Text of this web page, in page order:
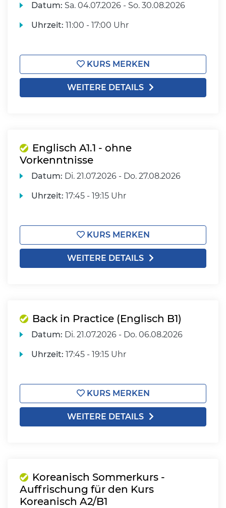
Datum: Sa. 04.07.2026 - So. 30.08.2026
Uhrzeit: 11:00 - 17:00 Uhr
KURS MERKEN
WEITERE DETAILS
Englisch A1.1 - ohne
Vorkenntnisse
Datum: Di. 21.07.2026 - Do. 27.08.2026
Uhrzeit: 17:45 - 19:15 Uhr
KURS MERKEN
WEITERE DETAILS
Back in Practice (Englisch B1)
Datum: Di. 21.07.2026 - Do. 06.08.2026
Uhrzeit: 17:45 - 19:15 Uhr
KURS MERKEN
WEITERE DETAILS
Koreanisch Sommerkurs -
Auffrischung für den Kurs
Koreanisch A2/B1